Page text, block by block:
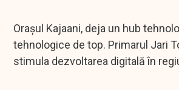
Orașul Kajaani, deja un hub
tehnologice de top. Primarul Jari
stimula dezvoltarea digitală în